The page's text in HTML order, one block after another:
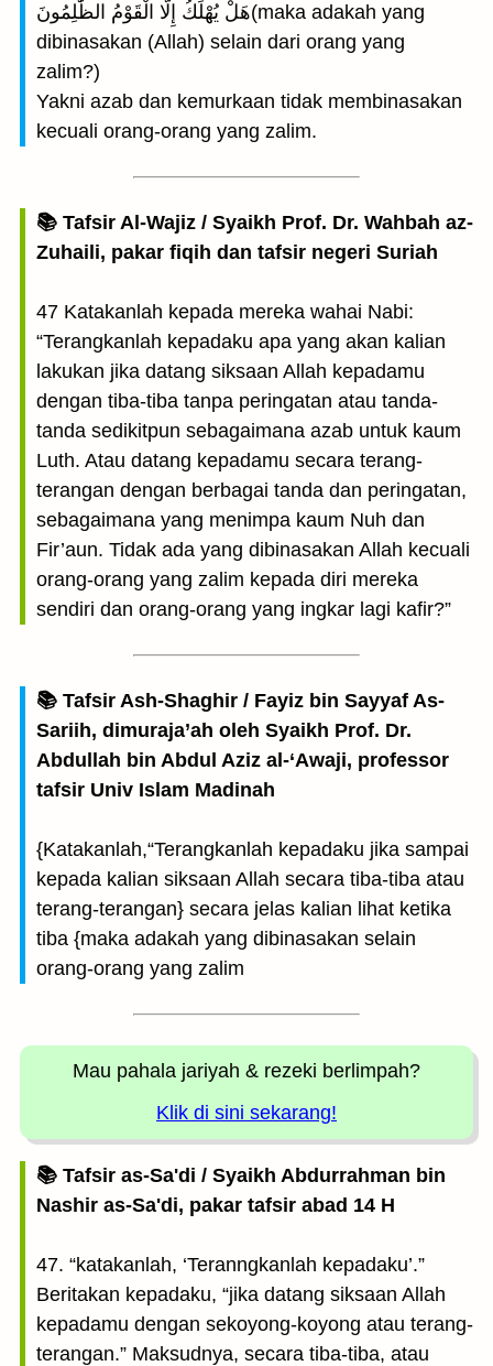
هَلْ يُهْلَكُ إِلَّا الْقَوْمُ الظّٰلِمُونَ(maka adakah yang
dibinasakan (Allah) selain dari orang yang
zalim?)
Yakni azab dan kemurkaan tidak membinasakan
kecuali orang-orang yang zalim.
📚 Tafsir Al-Wajiz / Syaikh Prof. Dr. Wahbah az-
Zuhaili, pakar fiqih dan tafsir negeri Suriah
47 Katakanlah kepada mereka wahai Nabi:
“Terangkanlah kepadaku apa yang akan kalian
lakukan jika datang siksaan Allah kepadamu
dengan tiba-tiba tanpa peringatan atau tanda-
tanda sedikitpun sebagaimana azab untuk kaum
Luth. Atau datang kepadamu secara terang-
terangan dengan berbagai tanda dan peringatan,
sebagaimana yang menimpa kaum Nuh dan
Fir’aun. Tidak ada yang dibinasakan Allah kecuali
orang-orang yang zalim kepada diri mereka
sendiri dan orang-orang yang ingkar lagi kafir?”
📚 Tafsir Ash-Shaghir / Fayiz bin Sayyaf As-
Sariih, dimuraja’ah oleh Syaikh Prof. Dr.
Abdullah bin Abdul Aziz al-‘Awaji, professor
tafsir Univ Islam Madinah
{Katakanlah,“Terangkanlah kepadaku jika sampai
kepada kalian siksaan Allah secara tiba-tiba atau
terang-terangan} secara jelas kalian lihat ketika
tiba {maka adakah yang dibinasakan selain
orang-orang yang zalim
Mau pahala jariyah & rezeki berlimpah?
Klik di sini sekarang!
📚 Tafsir as-Sa'di / Syaikh Abdurrahman bin
Nashir as-Sa'di, pakar tafsir abad 14 H
47. “katakanlah, ‘Teranngkanlah kepadaku’.”
Beritakan kepadaku, “jika datang siksaan Allah
kepadamu dengan sekoyong-koyong atau terang-
terangan.” Maksudnya, secara tiba-tiba, atau